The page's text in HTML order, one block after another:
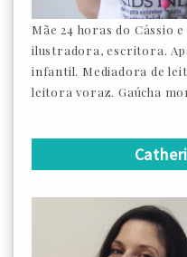
Mãe 24 horas do Cássio
ilustradora, escritora.
infantil. Mediadora de
leitora voraz. Gaúcha